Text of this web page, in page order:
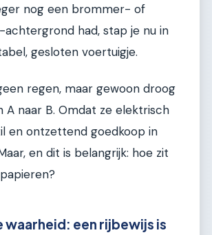
nog een brommer- of
had, stap je nu in
gesloten voertuigje.
regen, maar gewoon droog
A naar B. Omdat ze elektrisch
en ontzettend goedkoop in
en dit is belangrijk: hoe zit
waarheid: een rijbewijs is